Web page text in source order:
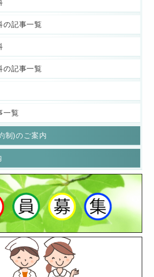
の記事一覧
の記事一覧
一覧
制)のご案内